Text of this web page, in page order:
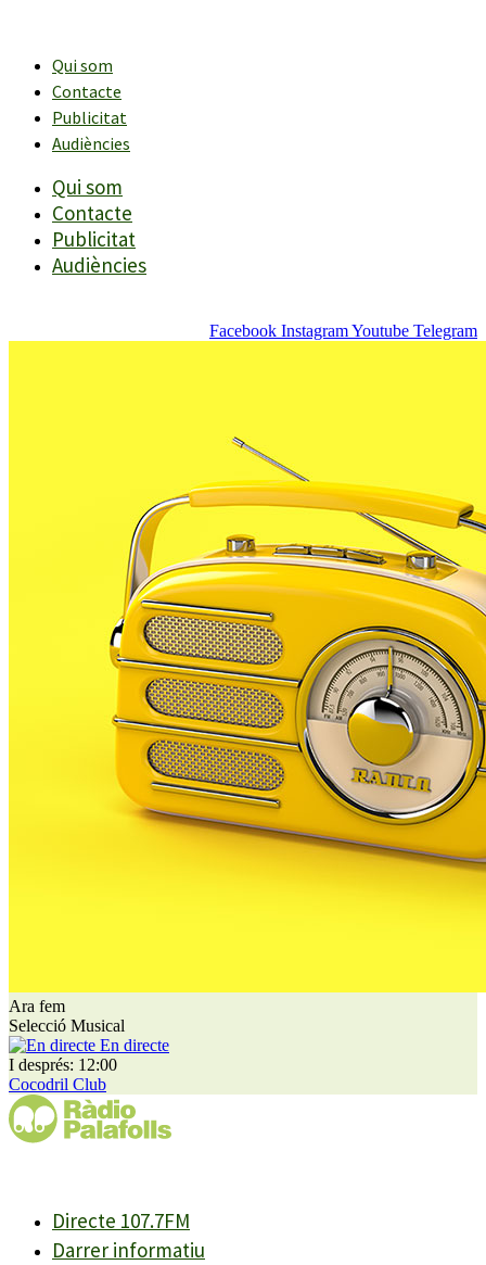
contingutQui som
Contacte
Publicitat
Audiències
Qui som
Contacte
Publicitat
Audiències
Facebook InstagramYoutube Telegram
Ara fem
Selecció Musical
En directe
I després: 12:00
Cocodril Club
Directe 107.7FM
Darrer informatiu